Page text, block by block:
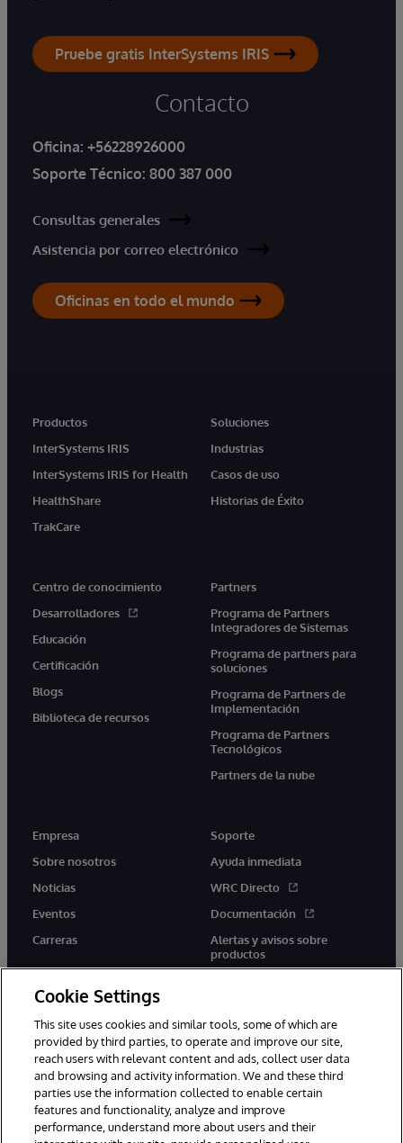
Pruebe gratis InterSystems IRIS
Contacto
Oficina: +56228926000
Soporte Técnico: 800 387 000
Consultas generales
Asistencia por correo electrónico
Oficinas en todo el mundo
Productos
InterSystems IRIS
InterSystems IRIS for Health
HealthShare
TrakCare
Soluciones
Industrias
Casos de uso
Historias de Éxito
Centro de conocimiento
Desarrolladores
Educación
Certificación
Blogs
Biblioteca de recursos
Partners
Programa de Partners
Integradores de Sistemas
Programa de partners para
soluciones
Programa de Partners de
Implementación
Programa de Partners
Tecnológicos
Partners de la nube
Empresa
Sobre nosotros
Noticias
Eventos
Carreras
Soporte
Ayuda inmediata
WRC Directo
Documentación
Alertas y avisos sobre
productos
twitter youtubefacebooklinkedin
1996-2026 InterSystems Corporation, Boston, MA. Todos los
Cookie Settings
This site uses cookies and similar tools, some of which are
provided by third parties, to operate and improve our site,
reach users with relevant content and ads, collect user data
and browsing and activity information. We and these third
parties use the information collected to enable certain
features and functionality, analyze and improve
performance, understand more about users and their